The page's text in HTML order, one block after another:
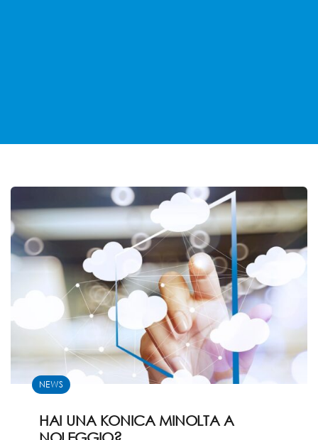
NEWS
HAI UNA KONICA MINOLTA A